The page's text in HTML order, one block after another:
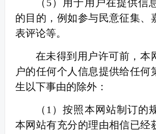
（ 5 ）用于用户在提供信
的目的，例如参与民意征集、
表评论等。
在未得到用户许可前，本
户的任何个人信息提供给任何
生以下事由的除外：
（ 1 ）按照本网站制订的
本网站有充分的理由相信已经